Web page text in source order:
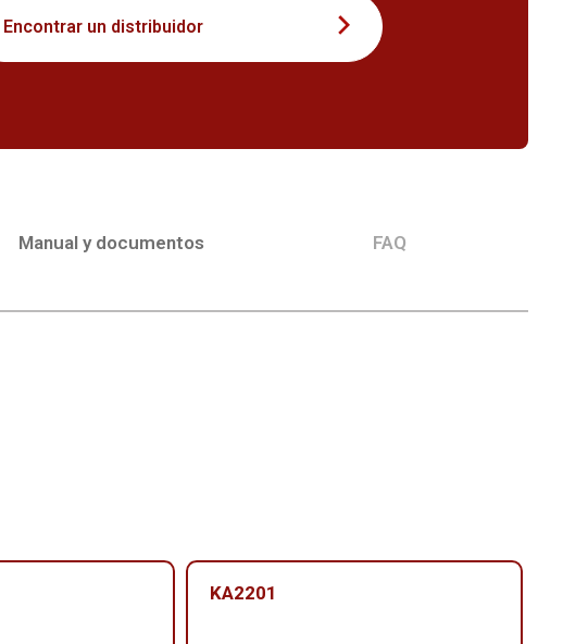
Encontrar un distribuidor
Manual y documentos FAQ
KA2201